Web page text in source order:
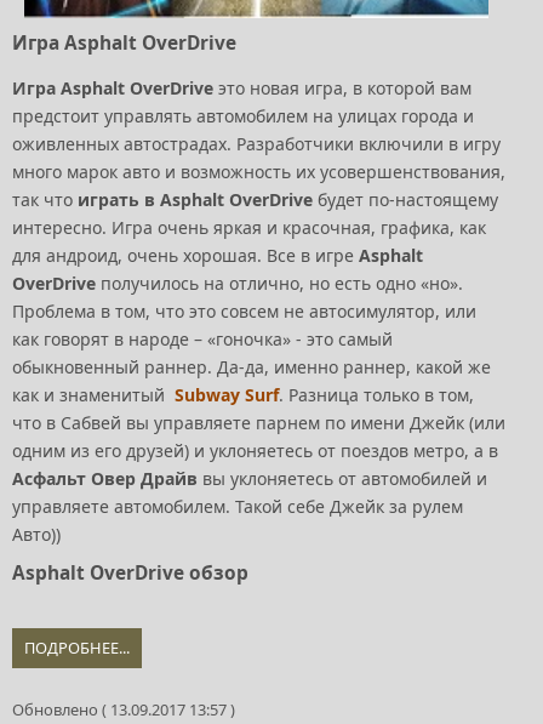
Игра Asphalt OverDrive
Игра Asphalt OverDrive это новая игра, в которой вам
предстоит управлять автомобилем на улицах города и
оживленных автострадах. Разработчики включили в игру
много марок авто и возможность их усовершенствования,
так что играть в Asphalt OverDrive будет по-настоящему
интересно. Игра очень яркая и красочная, графика, как
для андроид, очень хорошая. Все в игре Asphalt
OverDrive получилось на отлично, но есть одно «но».
Проблема в том, что это совсем не автосимулятор, или
как говорят в народе – «гоночка» - это самый
обыкновенный раннер. Да-да, именно раннер, какой же
как и знаменитый Subway Surf. Разница только в том,
что в Сабвей вы управляете парнем по имени Джейк (или
одним из его друзей) и уклоняетесь от поездов метро, а в
Асфальт Овер Драйв вы уклоняетесь от автомобилей и
управляете автомобилем. Такой себе Джейк за рулем
Авто))
Asphalt OverDrive обзор
ПОДРОБНЕЕ...
Обновлено ( 13.09.2017 13:57 )